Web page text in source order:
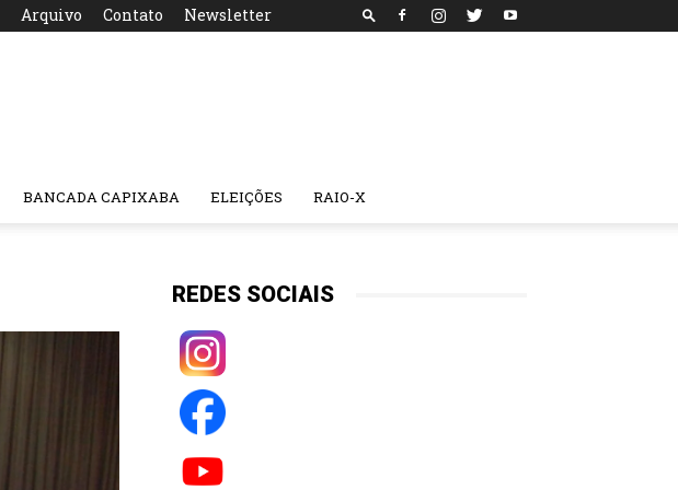
Arquivo Contato Newsletter
BANCADA CAPIXABA ELEIÇÕES RAIO-X
REDES SOCIAIS